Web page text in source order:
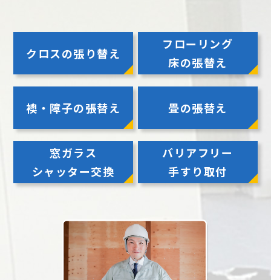
クロスの張り替え
フローリング
床の張替え
襖・障子の張替え 畳の張替え
窓ガラス
シャッター交換
バリアフリー
手すり取付